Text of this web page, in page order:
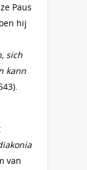
Paus
hij
sich
kann
van